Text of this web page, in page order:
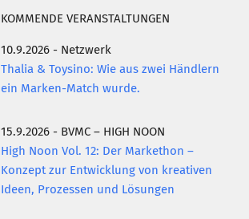
KOMMENDE VERANSTALTUNGEN
10.9.2026 - Netzwerk
Thalia & Toysino: Wie aus zwei Händlern
ein Marken-Match wurde.
15.9.2026 - BVMC – HIGH NOON
High Noon Vol. 12: Der Markethon –
Konzept zur Entwicklung von kreativen
Ideen, Prozessen und Lösungen